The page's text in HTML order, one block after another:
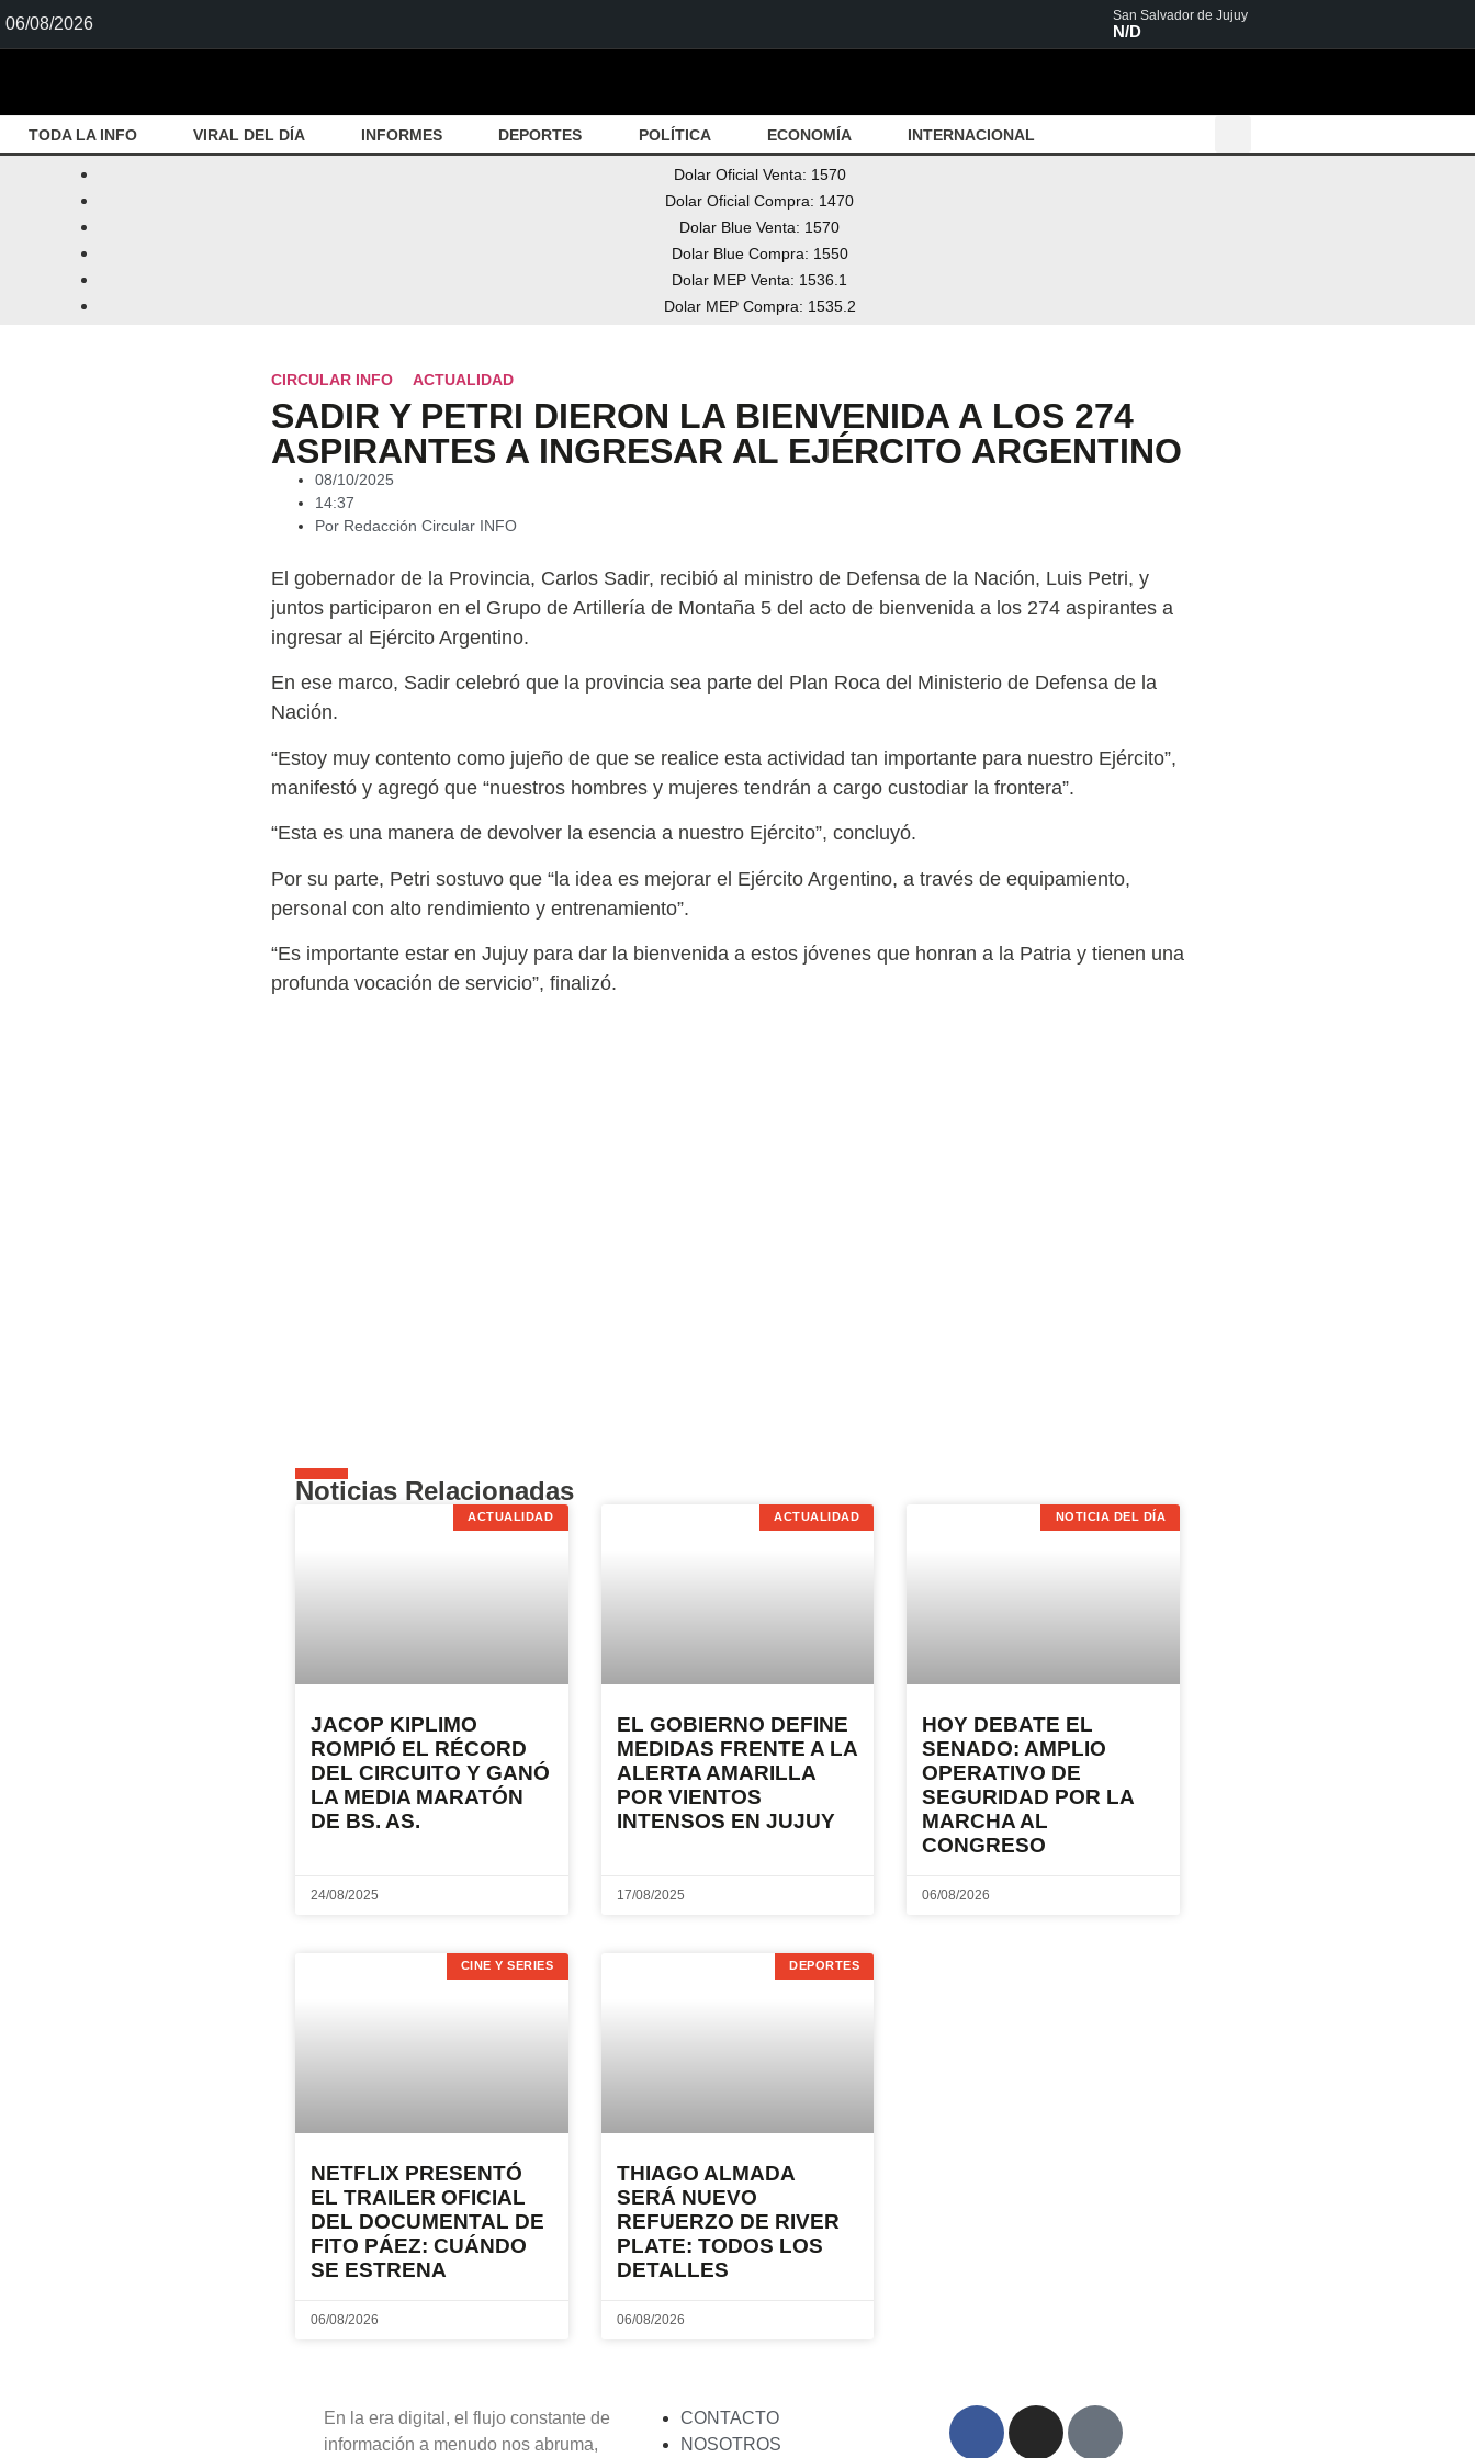
06/08/2026 San Salvador de Jujuy
N/D
TODA LA INFO VIRAL DEL DÍA INFORMES DEPORTES POLÍTICA ECONOMÍA INTERNACIONAL
Dolar Oficial Venta: 1570
Dolar Oficial Compra: 1470
Dolar Blue Venta: 1570
Dolar Blue Compra: 1550
Dolar MEP Venta: 1536.1
Dolar MEP Compra: 1535.2
CIRCULAR INFO ACTUALIDAD
SADIR Y PETRI DIERON LA BIENVENIDA A LOS 274
ASPIRANTES A INGRESAR AL EJÉRCITO ARGENTINO
08/10/2025
14:37
Por Redacción Circular INFO
El gobernador de la Provincia, Carlos Sadir, recibió al ministro de Defensa de la Nación, Luis Petri, y
juntos participaron en el Grupo de Artillería de Montaña 5 del acto de bienvenida a los 274 aspirantes a
ingresar al Ejército Argentino.
En ese marco, Sadir celebró que la provincia sea parte del Plan Roca del Ministerio de Defensa de la
Nación.
“Estoy muy contento como jujeño de que se realice esta actividad tan importante para nuestro Ejército”,
manifestó y agregó que “nuestros hombres y mujeres tendrán a cargo custodiar la frontera”.
“Esta es una manera de devolver la esencia a nuestro Ejército”, concluyó.
Por su parte, Petri sostuvo que “la idea es mejorar el Ejército Argentino, a través de equipamiento,
personal con alto rendimiento y entrenamiento”.
“Es importante estar en Jujuy para dar la bienvenida a estos jóvenes que honran a la Patria y tienen una
profunda vocación de servicio”, finalizó.
Noticias Relacionadas
ACTUALIDAD
JACOP KIPLIMO
ROMPIÓ EL RÉCORD
DEL CIRCUITO Y GANÓ
LA MEDIA MARATÓN
DE BS. AS.
24/08/2025
ACTUALIDAD
EL GOBIERNO DEFINE
MEDIDAS FRENTE A LA
ALERTA AMARILLA
POR VIENTOS
INTENSOS EN JUJUY
17/08/2025
NOTICIA DEL DÍA
HOY DEBATE EL
SENADO: AMPLIO
OPERATIVO DE
SEGURIDAD POR LA
MARCHA AL
CONGRESO
06/08/2026
CINE Y SERIES
NETFLIX PRESENTÓ
EL TRAILER OFICIAL
DEL DOCUMENTAL DE
FITO PÁEZ: CUÁNDO
SE ESTRENA
06/08/2026
DEPORTES
THIAGO ALMADA
SERÁ NUEVO
REFUERZO DE RIVER
PLATE: TODOS LOS
DETALLES
06/08/2026
En la era digital, el flujo constante de
información a menudo nos abruma,
CONTACTO
NOSOTROS